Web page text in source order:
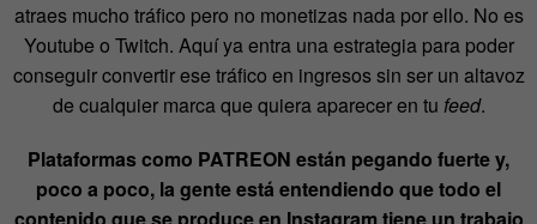
atraes mucho tráfico pero no monetizas nada por ello. No es
Youtube o Twitch. Aquí ya entra una estrategia para poder
conseguir convertir ese tráfico en ingresos sin ser un altavoz
de cualquier marca que quiera aparecer en tu feed.
Plataformas como PATREON están pegando fuerte y,
poco a poco, la gente está entendiendo que todo el